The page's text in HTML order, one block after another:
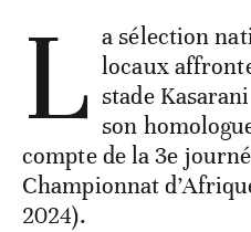
L a sélection
locaux
stade
son
compte de la 3e
Championnat
2024).